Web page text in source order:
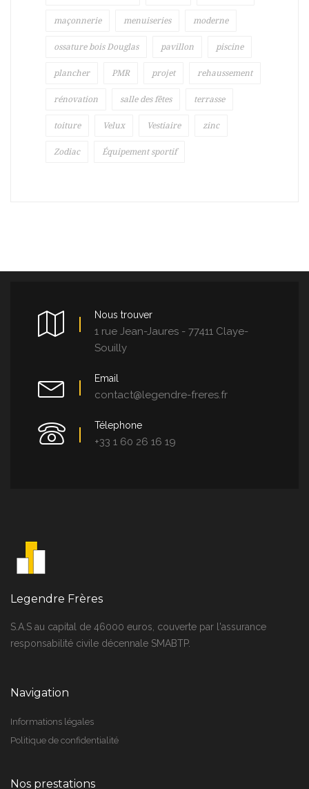
maçonnerie menuiseries moderne
ossature bois Douglas pavillon piscine
plancher PMR projet rehaussement
rénovation salle des fêtes terrasse
toiture Velux Vestiaire zinc
Zodiac Équipement sportif
Nous trouver
1 rue Jean-Jaures - 77411 Claye-
Souilly
Email
contact@legendre-freres.fr
Télephone
+33 1 60 26 16 19
Legendre Frères
S.A.S au capital de 46000 euros, couverte par l'assurance
responsabilité civile décennale SMABTP.
Navigation
Informations légales
Politique de confidentialité
Nos prestations